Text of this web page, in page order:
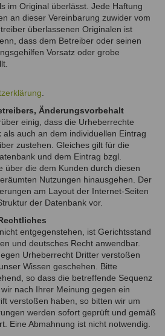
im Original überlässt. Jede Haftung
an dieser Vereinbarung zuwider vom
überlassenen Originalen ist
dass dem Betreiber oder seinen
Vorsatz oder grobe
Änderungsvorbehalt
einig, dass die Urheberrechte
auch an dem individuellen Eintrag
zustehen. Gleiches gilt für die
und dem Eintrag bzgl.
über die dem Kunden durch diesen
Nutzungen hinausgehen. Der
am Layout der Internet-Seiten
der Datenbank vor.
entgegenstehen, ist Gerichtsstand
und deutsches Recht anwendbar.
Urheberrecht Dritter verstoßen
Wissen geschehen. Bitte
so dass die betreffende Sequenz
nach Ihrer Meinung gegen ein
verstoßen haben, so bitten wir um
werden sofort geprüft und gemäß
Eine Abmahnung ist nicht notwendig.